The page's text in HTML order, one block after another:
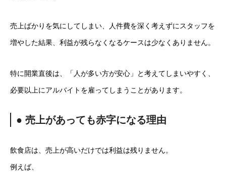
売上ばかりを気にしてしまい、人件費を深く考えずにスタッフを
増やした結果、利益が残らなくなるケースは少なくありません。
特に開業直後は、「人が多い方が安心」と考えてしまいやすく、
必要以上にアルバイトを雇ってしまうことがあります。
● 売上があっても赤字になる理由
飲食店は、売上が高いだけでは利益は残りません。
例えば、